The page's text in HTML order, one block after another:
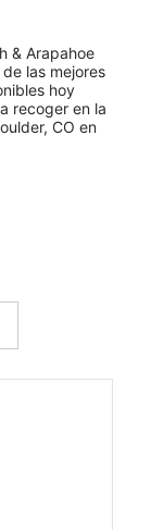
& Arapahoe
las mejores
hoy
recoger en la
CO en